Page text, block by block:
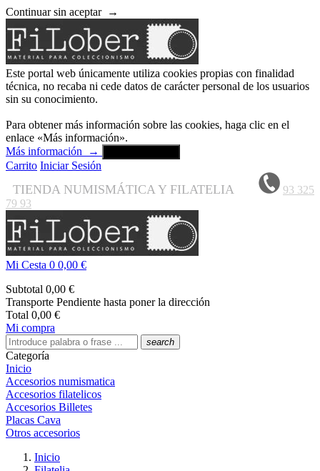
Continuar sin aceptar →
Este portal web únicamente utiliza cookies propias con finalidad
técnica, no recaba ni cede datos de carácter personal de los usuarios
sin su conocimiento.
Para obtener más información sobre las cookies, haga clic en el
enlace «Más información».
Más información
→
Carrito Iniciar Sesión
TIENDA NUMISMÁTICA Y FILATELIA
93 325
79 93
Mi Cesta 0 0,00 €
Subtotal 0,00 €
Transporte Pendiente hasta poner la dirección
Total 0,00 €
Mi compra
search
Categoría
Inicio
Accesorios numismatica
Accesorios filatelicos
Accesorios Billetes
Placas Cava
Otros accesorios
Inicio